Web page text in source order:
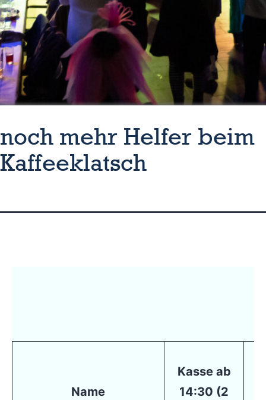
noch mehr Helfer beim
Kaffeeklatsch
Name
Kasse ab
14:30 (2